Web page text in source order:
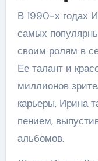
В 1990-х годах
самых
своим ролям в
Ее талант и
миллионов
карьеры, Ирина
пением,
альбомов.